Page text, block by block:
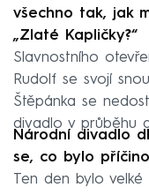
všechno tak, jak
„Zlaté Kapličky?“
Slavnostního
Rudolf se svojí
Štěpánka se
divadlo v průběhu
Národní divadlo
se, co bylo
Ten den bylo